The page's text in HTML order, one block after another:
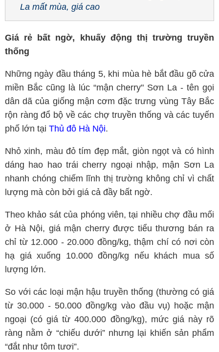
La mất mùa, giá cao
Giá rẻ bất ngờ, khuấy động thị trường truyền
thống
Những ngày đầu tháng 5, khi mùa hè bắt đầu gõ cửa
miền Bắc cũng là lúc “mận cherry" Sơn La - tên gọi
dân dã của giống mận cơm đặc trưng vùng Tây Bắc
rộn ràng đổ bộ về các chợ truyền thống và các tuyến
phố lớn tại Thủ đô Hà Nội.
Nhỏ xinh, màu đỏ tím đẹp mắt, giòn ngọt và có hình
dáng hao hao trái cherry ngoại nhập, mận Sơn La
nhanh chóng chiếm lĩnh thị trường không chỉ vì chất
lượng mà còn bởi giá cả đầy bất ngờ.
Theo khảo sát của phóng viên, tại nhiều chợ đầu mối
ở Hà Nội, giá mận cherry được tiểu thương bán ra
chỉ từ 12.000 - 20.000 đồng/kg, thậm chí có nơi còn
hạ giá xuống 10.000 đồng/kg nếu khách mua số
lượng lớn.
So với các loại mận hậu truyền thống (thường có giá
từ 30.000 - 50.000 đồng/kg vào đầu vụ) hoặc mận
ngoại (có giá từ 400.000 đồng/kg), mức giá này rõ
ràng nằm ở “chiếu dưới” nhưng lại khiến sản phẩm
“đắt như tôm tươi”.